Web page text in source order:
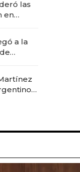
las
en
a la